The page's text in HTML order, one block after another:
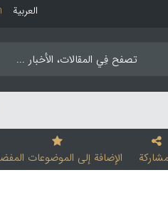
العربیة
الإضافة إلی الموضوعات